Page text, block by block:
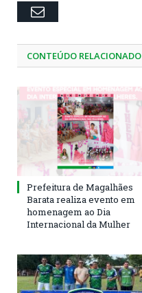
Email
CONTEÚDO RELACIONADO
Prefeitura de Magalhães
Barata realiza evento em
homenagem ao Dia
Internacional da Mulher